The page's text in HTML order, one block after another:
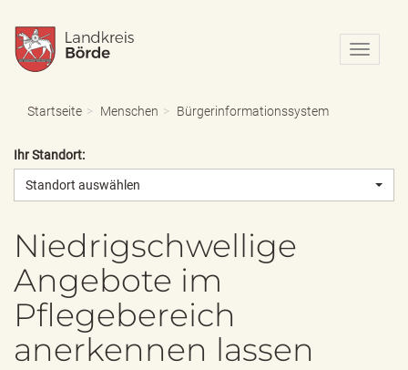
N
a
o
Startseite Menschen Bürgerinformationssystem
Ihr Standort:
Standort auswählen
Niedrigschwellige
Angebote im
Pflegebereich
anerkennen lassen